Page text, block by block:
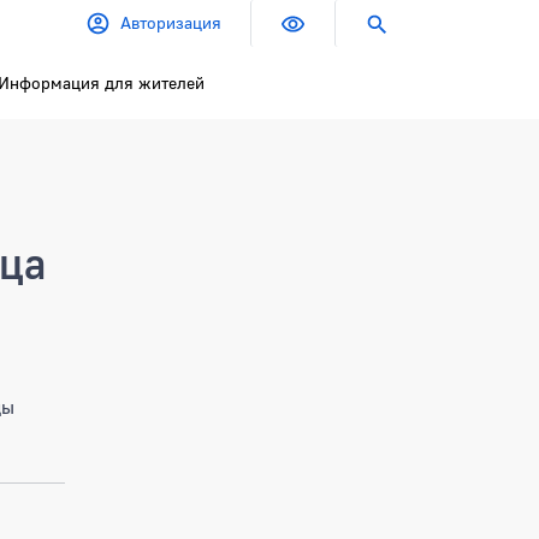
Авторизация
Информация для жителей